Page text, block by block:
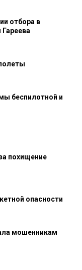
отбора в
беспилотной и
похищение
опасности
мошенникам